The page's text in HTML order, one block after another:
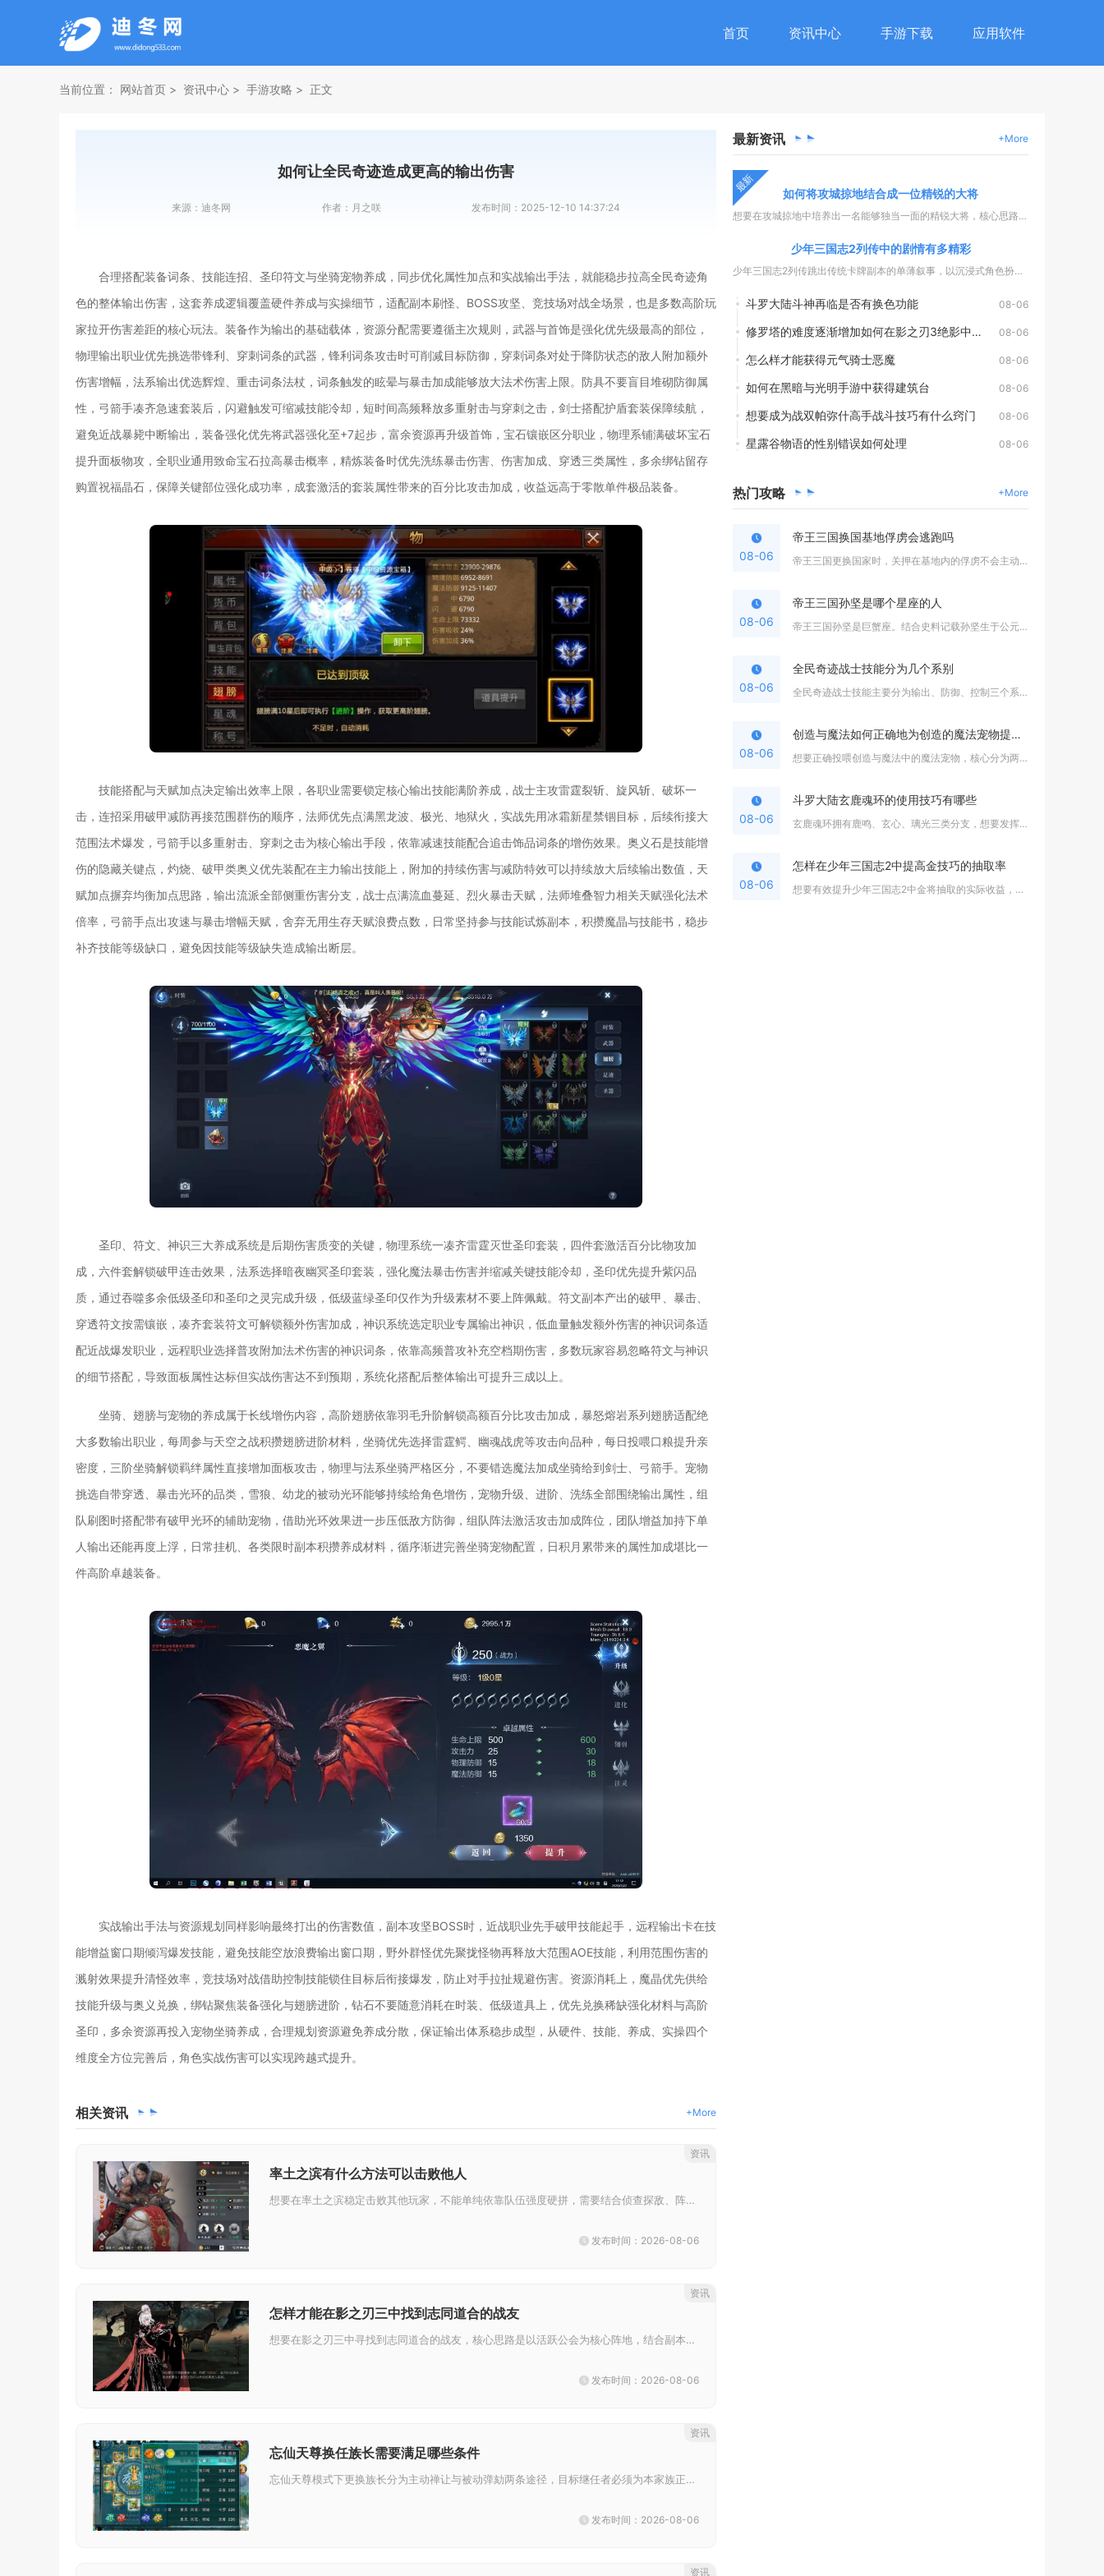
首页 资讯中心 手游下载 应用软件
当前位置： 网站首页 资讯中心 手游攻略 正文
如何让全民奇迹造成更高的输出伤害
来源： 迪冬网 作者： 月之咲 发布时间： 2025-12-10 14:37:24
合理搭配装备词条、技能连招、圣印符文与坐骑宠物养成，同步优化属性加点和实战输出手法，就能稳步拉高全民奇迹角
色的整体输出伤害，这套养成逻辑覆盖硬件养成与实操细节，适配副本刷怪、BOSS攻坚、竞技场对战全场景，也是多数高阶玩
家拉开伤害差距的核心玩法。装备作为输出的基础载体，资源分配需要遵循主次规则，武器与首饰是强化优先级最高的部位，
物理输出职业优先挑选带锋利、穿刺词条的武器，锋利词条攻击时可削减目标防御，穿刺词条对处于降防状态的敌人附加额外
伤害增幅，法系输出优选辉煌、重击词条法杖，词条触发的眩晕与暴击加成能够放大法术伤害上限。防具不要盲目堆砌防御属
性，弓箭手凑齐急速套装后，闪避触发可缩减技能冷却，短时间高频释放多重射击与穿刺之击，剑士搭配护盾套装保障续航，
避免近战暴毙中断输出，装备强化优先将武器强化至+7起步，富余资源再升级首饰，宝石镶嵌区分职业，物理系铺满破坏宝石
提升面板物攻，全职业通用致命宝石拉高暴击概率，精炼装备时优先洗练暴击伤害、伤害加成、穿透三类属性，多余绑钻留存
购置祝福晶石，保障关键部位强化成功率，成套激活的套装属性带来的百分比攻击加成，收益远高于零散单件极品装备。
技能搭配与天赋加点决定输出效率上限，各职业需要锁定核心输出技能满阶养成，战士主攻雷霆裂斩、旋风斩、破坏一
击，连招采用破甲减防再接范围群伤的顺序，法师优先点满黑龙波、极光、地狱火，实战先用冰霜新星禁锢目标，后续衔接大
范围法术爆发，弓箭手以多重射击、穿刺之击为核心输出手段，依靠减速技能配合追击饰品词条的增伤效果。奥义石是技能增
伤的隐藏关键点，灼烧、破甲类奥义优先装配在主力输出技能上，附加的持续伤害与减防特效可以持续放大后续输出数值，天
赋加点摒弃均衡加点思路，输出流派全部侧重伤害分支，战士点满流血蔓延、烈火暴击天赋，法师堆叠智力相关天赋强化法术
倍率，弓箭手点出攻速与暴击增幅天赋，舍弃无用生存天赋浪费点数，日常坚持参与技能试炼副本，积攒魔晶与技能书，稳步
补齐技能等级缺口，避免因技能等级缺失造成输出断层。
圣印、符文、神识三大养成系统是后期伤害质变的关键，物理系统一凑齐雷霆灭世圣印套装，四件套激活百分比物攻加
成，六件套解锁破甲连击效果，法系选择暗夜幽冥圣印套装，强化魔法暴击伤害并缩减关键技能冷却，圣印优先提升紫闪品
质，通过吞噬多余低级圣印和圣印之灵完成升级，低级蓝绿圣印仅作为升级素材不要上阵佩戴。符文副本产出的破甲、暴击、
穿透符文按需镶嵌，凑齐套装符文可解锁额外伤害加成，神识系统选定职业专属输出神识，低血量触发额外伤害的神识词条适
配近战爆发职业，远程职业选择普攻附加法术伤害的神识词条，依靠高频普攻补充空档期伤害，多数玩家容易忽略符文与神识
的细节搭配，导致面板属性达标但实战伤害达不到预期，系统化搭配后整体输出可提升三成以上。
坐骑、翅膀与宠物的养成属于长线增伤内容，高阶翅膀依靠羽毛升阶解锁高额百分比攻击加成，暴怒熔岩系列翅膀适配绝
大多数输出职业，每周参与天空之战积攒翅膀进阶材料，坐骑优先选择雷霆鳄、幽魂战虎等攻击向品种，每日投喂口粮提升亲
密度，三阶坐骑解锁羁绊属性直接增加面板攻击，物理与法系坐骑严格区分，不要错选魔法加成坐骑给到剑士、弓箭手。宠物
挑选自带穿透、暴击光环的品类，雪狼、幼龙的被动光环能够持续给角色增伤，宠物升级、进阶、洗练全部围绕输出属性，组
队刷图时搭配带有破甲光环的辅助宠物，借助光环效果进一步压低敌方防御，组队阵法激活攻击加成阵位，团队增益加持下单
人输出还能再度上浮，日常挂机、各类限时副本积攒养成材料，循序渐进完善坐骑宠物配置，日积月累带来的属性加成堪比一
件高阶卓越装备。
实战输出手法与资源规划同样影响最终打出的伤害数值，副本攻坚BOSS时，近战职业先手破甲技能起手，远程输出卡在技
能增益窗口期倾泻爆发技能，避免技能空放浪费输出窗口期，野外群怪优先聚拢怪物再释放大范围AOE技能，利用范围伤害的
溅射效果提升清怪效率，竞技场对战借助控制技能锁住目标后衔接爆发，防止对手拉扯规避伤害。资源消耗上，魔晶优先供给
技能升级与奥义兑换，绑钻聚焦装备强化与翅膀进阶，钻石不要随意消耗在时装、低级道具上，优先兑换稀缺强化材料与高阶
圣印，多余资源再投入宠物坐骑养成，合理规划资源避免养成分散，保证输出体系稳步成型，从硬件、技能、养成、实操四个
维度全方位完善后，角色实战伤害可以实现跨越式提升。
相关资讯 +More
率土之滨有什么方法可以击败他人
想要在率土之滨稳定击败其他玩家，不能单纯依靠队伍强度硬拼，需要结合侦查探敌、阵容克制、战术调度、资源持续压制多种手段协同...
发布时间：2026-08-06
资讯
怎样才能在影之刃三中找到志同道合的战友
想要在影之刃三中寻找到志同道合的战友，核心思路是以活跃公会为核心阵地，结合副本实战筛选、精准频道招募，搭配外部玩家社区拓...
发布时间：2026-08-06
资讯
忘仙天尊换任族长需要满足哪些条件
忘仙天尊模式下更换族长分为主动禅让与被动弹劾两条途径，目标继任者必须为本家族正式成员，满足等级门槛，主动移交要求原族长在...
发布时间：2026-08-06
资讯
资讯
最新资讯 +More
最新 如何将攻城掠地结合成一位精锐的大将
想要在攻城掠地中培养出一名能够独当一面的精锐大将，核心思路是...
少年三国志2列传中的剧情有多精彩
少年三国志2列传跳出传统卡牌副本的单薄叙事，以沉浸式角色扮演...
斗罗大陆斗神再临是否有换色功能 08-06
修罗塔的难度逐渐增加如何在影之刃3绝影中应对 08-06
怎么样才能获得元气骑士恶魔 08-06
如何在黑暗与光明手游中获得建筑台 08-06
想要成为战双帕弥什高手战斗技巧有什么窍门 08-06
星露谷物语的性别错误如何处理 08-06
热门攻略 +More
08-06
帝王三国换国基地俘虏会逃跑吗
帝王三国更换国家时，关押在基地内的俘虏不会主动逃跑，但叛国换...
08-06
帝王三国孙坚是哪个星座的人
帝王三国孙坚是巨蟹座。结合史料记载孙坚生于公元155年七月，...
08-06
全民奇迹战士技能分为几个系别
全民奇迹战士技能主要分为输出、防御、控制三个系别，玩家可以根...
08-06
创造与魔法如何正确地为创造的魔法宠物提供食物
想要正确投喂创造与魔法中的魔法宠物，核心分为两大阶段操作，驯...
08-06
斗罗大陆玄鹿魂环的使用技巧有哪些
玄鹿魂环拥有鹿鸣、玄心、璃光三类分支，想要发挥全部价值，核心...
08-06
怎样在少年三国志2中提高金技巧的抽取率
想要有效提升少年三国志2中金将抽取的实际收益，核心方式是抓住...